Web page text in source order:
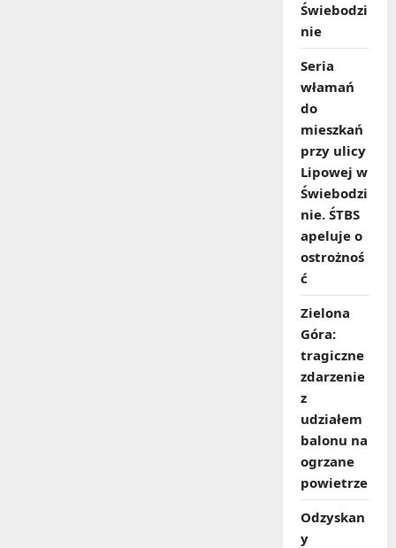
Świebodzi
nie
Seria
włamań
do
mieszkań
przy ulicy
Lipowej w
Świebodzi
nie. ŚTBS
apeluje o
ostrożnoś
ć
Zielona
Góra:
tragiczne
zdarzenie
z
udziałem
balonu na
ogrzane
powietrze
Odzyskan
y